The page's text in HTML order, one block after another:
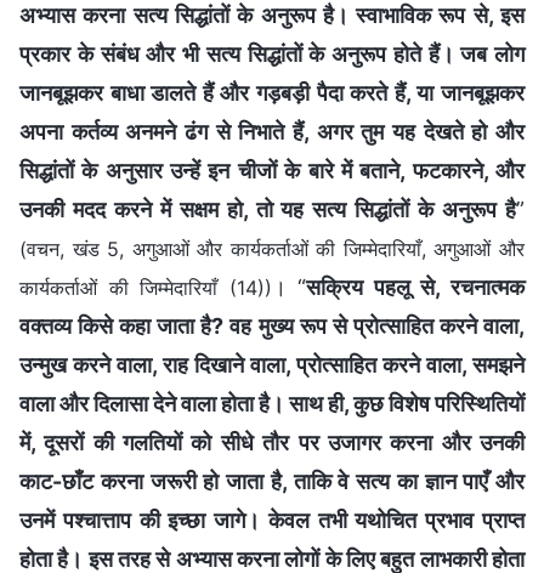
अभ्यास करना सत्य सिद्धांतों के अनुरूप है। स्वाभाविक रूप से, इस
प्रकार के संबंध और भी सत्य सिद्धांतों के अनुरूप होते हैं। जब लोग
जानबूझकर बाधा डालते हैं और गड़बड़ी पैदा करते हैं, या जानबूझकर
अपना कर्तव्य अनमने ढंग से निभाते हैं, अगर तुम यह देखते हो और
सिद्धांतों के अनुसार उन्हें इन चीजों के बारे में बताने, फटकारने, और
उनकी मदद करने में सक्षम हो, तो यह सत्य सिद्धांतों के अनुरूप है”
(वचन, खंड 5, अगुआओं और कार्यकर्ताओं की जिम्मेदारियाँ, अगुआओं और
कार्यकर्ताओं की जिम्मेदारियाँ (14)) । “सक्रिय पहलू से, रचनात्मक
वक्तव्य किसे कहा जाता है? वह मुख्य रूप से प्रोत्साहित करने वाला,
उन्मुख करने वाला, राह दिखाने वाला, प्रोत्साहित करने वाला, समझने
वाला और दिलासा देने वाला होता है। साथ ही, कुछ विशेष परिस्थितियों
में, दूसरों की गलतियों को सीधे तौर पर उजागर करना और उनकी
काट-छाँट करना जरूरी हो जाता है, ताकि वे सत्य का ज्ञान पाएँ और
उनमें पश्चात्ताप की इच्छा जागे। केवल तभी यथोचित प्रभाव प्राप्त
होता है। इस तरह से अभ्यास करना लोगों के लिए बहुत लाभकारी होता